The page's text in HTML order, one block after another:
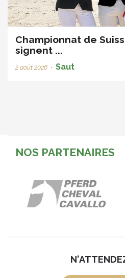
Championnat de
signent ...
2 août 2026 • Saut
NOS PARTENAIRES